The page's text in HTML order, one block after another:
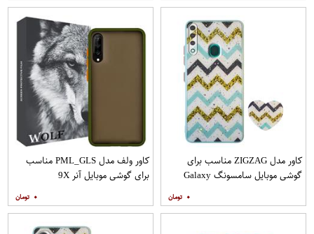
کاور مدل ZIGZAG مناسب برای
گوشی موبایل سامسونگ Galaxy
۰
کاور ولف مدل PML_GLS مناسب
برای گوشی موبایل آنر 9X
۰